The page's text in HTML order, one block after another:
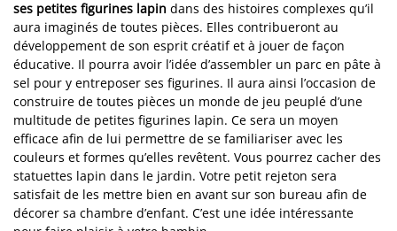
ses petites figurines lapin dans des histoires complexes qu’il
aura imaginés de toutes pièces. Elles contribueront au
développement de son esprit créatif et à jouer de façon
éducative. Il pourra avoir l’idée d’assembler un parc en pâte à
sel pour y entreposer ses figurines. Il aura ainsi l’occasion de
construire de toutes pièces un monde de jeu peuplé d’une
multitude de petites figurines lapin. Ce sera un moyen
efficace afin de lui permettre de se familiariser avec les
couleurs et formes qu’elles revêtent. Vous pourrez cacher des
statuettes lapin dans le jardin. Votre petit rejeton sera
satisfait de les mettre bien en avant sur son bureau afin de
décorer sa chambre d’enfant. C’est une idée intéressante